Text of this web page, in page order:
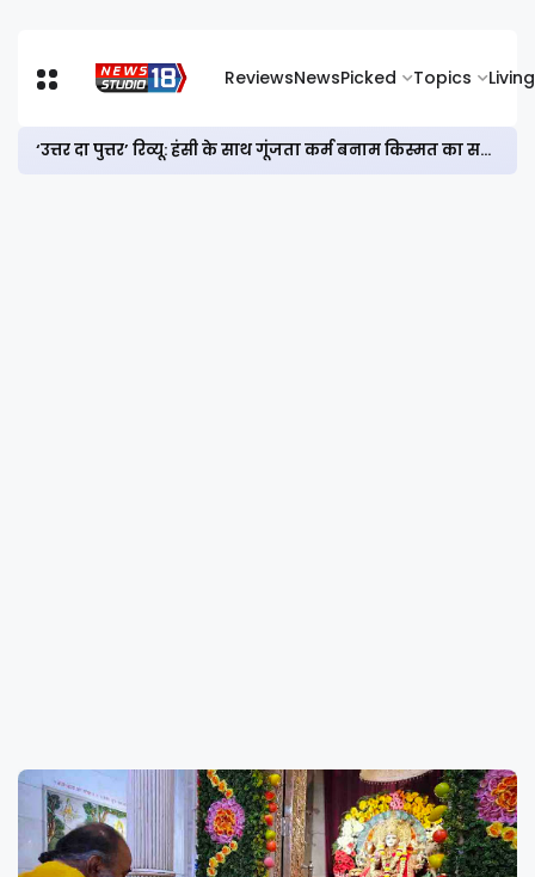
ReviewsNewsPicked Topics Living
‘उत्तर दा पुत्तर’ रिव्यू: हंसी के साथ गूंजता कर्म बनाम किस्मत का सवाल